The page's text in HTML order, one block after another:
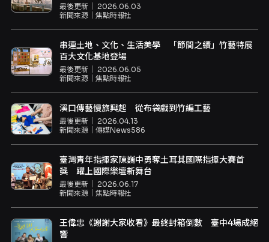
最後更新｜ 2026.06.03
新聞來源｜ 焦點時報社
串連土地、文化、生活美學 「節間之續」竹藝特展
百大文化基地登場
最後更新｜ 2026.06.05
新聞來源｜ 焦點時報社
溪口傳藝慢旅興起 從布袋戲到竹編工藝
最後更新｜ 2026.04.13
新聞來源｜ 傳媒News586
臺灣青年指揮家陳巍中勇奪土耳其國際指揮大賽首
獎 躍上國際樂壇新舞台
最後更新｜ 2026.06.17
新聞來源｜ 焦點時報社
王偉忠《謝謝大家收看》最終封箱倒數 臺中4場成絕
響